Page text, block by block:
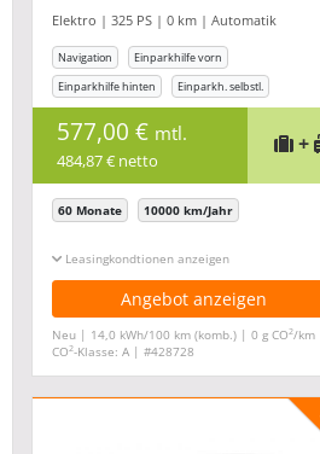
inclusiv*
Elektro | 325 PS | 0 km | Automatik
Navigation
Einparkhilfe vorn
Einparkhilfe hinten
Einparkh. selbstl.
577,00 € mtl.
484,87 € netto
+
60 Monate 10000 km/Jahr
Leasingkonditionen ein-/ausblenden
Angebot anzeigen
Neu | 14,0 kWh/100 km (komb.) | 0 g CO2/km
CO2-Klasse: A | #428728